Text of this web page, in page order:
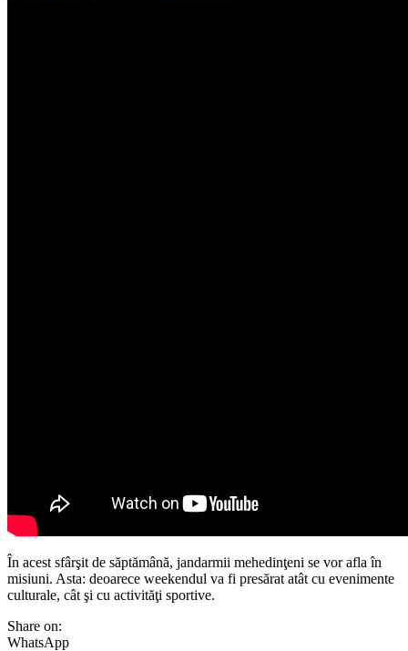
În acest sfârşit de săptămână, jandarmii mehedinţeni se vor afla în
misiuni. Asta: deoarece weekendul va fi presărat atât cu evenimente
culturale, cât şi cu activităţi sportive.
Share on:
WhatsApp